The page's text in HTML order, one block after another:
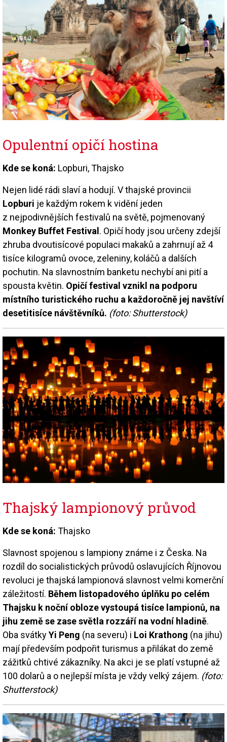
Opulentní opičí hostina
Kde se koná: Lopburi, Thajsko
Nejen lidé rádi slaví a hodují. V thajské provincii
Lopburi je každým rokem k vidění jeden
z nejpodivnějších festivalů na světě, pojmenovaný
Monkey Buffet Festival . Opičí hody jsou určeny zdejší
zhruba dvoutisícové populaci makaků a zahrnují až 4
tisíce kilogramů ovoce, zeleniny, koláčů a dalších
pochutin. Na slavnostním banketu nechybí ani pití a
spousta květin. Opičí festival vznikl na podporu
místního turistického ruchu a každoročně jej navštíví
desetitisíce návštěvníků. (foto: Shutterstock)
Thajský lampionový průvod
Kde se koná: Thajsko
Slavnost spojenou s lampiony známe i z Česka. Na
rozdíl do socialistických průvodů oslavujících Říjnovou
revoluci je thajská lampionová slavnost velmi komerční
záležitostí. Během listopadového úplňku po celém
Thajsku k noční obloze vystoupá tisíce lampionů, na
jihu země se zase světla rozzáří na vodní hladině.
Oba svátkyYi Peng (na severu) i Loi Krathong (na jihu)
mají především podpořit turismus a přilákat do země
zážitků chtivé zákazníky. Na akci je se platí vstupné až
100 dolarů a o nejlepší místa je vždy velký zájem. (foto:
Shutterstock)